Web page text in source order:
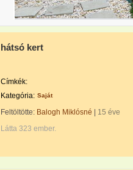
hátsó kert
Címkék:
Kategória: Saját
Feltöltötte: Balogh Miklósné
15 éve
Látta 323 ember.